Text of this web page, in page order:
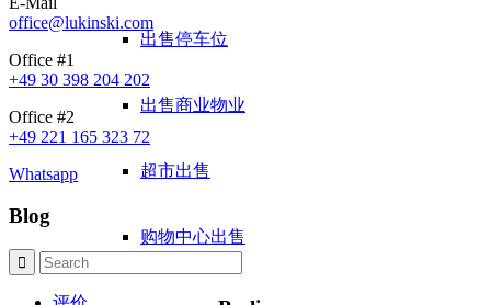
出售停车位
出售商业物业
超市出售
购物中心出售
office@lukinski.com
Office #1
+49 30 398 204 202
Office #2
+49 221 165 323 72
Whatsapp
Blog